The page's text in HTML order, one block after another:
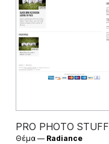
PRO PHOTO STUFF
Θέμα — Radiance